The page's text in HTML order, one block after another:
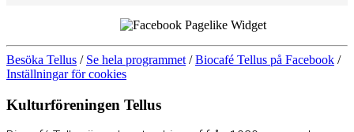
Besöka Tellus / Se hela programmet /Biocafé Tellus på Facebook /
Inställningar för cookies
Kulturföreningen Tellus